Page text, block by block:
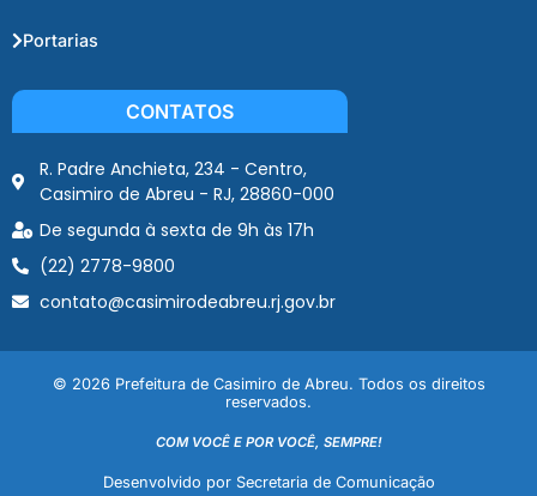
Portarias
CONTATOS
R. Padre Anchieta, 234 - Centro,
Casimiro de Abreu - RJ, 28860-000
De segunda à sexta de 9h às 17h
(22) 2778-9800
contato@casimirodeabreu.rj.gov.br
© 2026 Prefeitura de Casimiro de Abreu. Todos os direitos
reservados.
COM VOCÊ E POR VOCÊ, SEMPRE!
Desenvolvido por Secretaria de Comunicação